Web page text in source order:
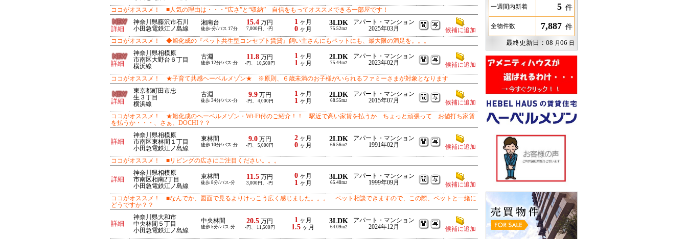
一週間内新着 5 件
全物件数 7,887 件
最終更新日：08 月06 日
ココがオススメ！ ■人気の理由は・・・“広さ”と“収納” 自信をもってオススメできる一部屋です！
詳細
神奈川県藤沢市石川
小田急電鉄江ノ島線
湘南台
徒歩-分/バス 17分
15.4 万円
7,000円、-円
1 ヶ月
0ヶ月
3LDK
75.52m2
アパート・マンション
2025年03月
候補に追加
ココがオススメ！ ◆旭化成の『ペット共生型コンセプト賃貸』飼い主さんにもペットにも、最大限の満足を。。。
詳細
神奈川県相模原
市南区大野台６丁目
横浜線
古淵
徒歩 12分/バス-分
11.8 万円
-円、 10,500円
1 ヶ月
1 ヶ月
2LDK
75.44m2
アパート・マンション
2023年02月
候補に追加
ココがオススメ！ ★子育て共感ヘーベルメゾン★ ※原則、６歳未満のお子様がいられるファミーさまが対象となります
詳細
東京都町田市忠
生３丁目
横浜線
古淵
徒歩 34分/バス-分
9.9万円
-円、 4,000円
1 ヶ月
1 ヶ月
2LDK
68.55m2
アパート・マンション
2015年07月
候補に追加
ココがオススメ！ ★旭化成のヘーベルメゾン・Wi-Fi付のご紹介！！ 駅近で高い家賃を払うか ちょっと頑張って お値打ち家賃
を払うか・・・、さぁ、DOCHI？？
詳細
神奈川県相模原
市南区東林間１丁目
小田急電鉄江ノ島線
東林間
徒歩 10分/バス-分
9.0万円
-円、 5,000円
2ヶ月
0ヶ月
2LDK
66.56m2
アパート・マンション
1991年02月
候補に追加
ココがオススメ！ ■リビングの広さにご注目ください。。。
詳細
神奈川県相模原
市南区相南2丁目
小田急電鉄江ノ島線
東林間
徒歩 8分/バス-分
11.5 万円
3,000円、-円
0ヶ月
1 ヶ月
3LDK
65.48m2
アパート・マンション
1999年09月
候補に追加
ココがオススメ！ ■なんでか、図面で見るよりけっこう広く感じました。。。 ペット相談できますので、この際、ペットと一緒に
どうですか？？
詳細
神奈川県大和市
中央林間５丁目
小田急電鉄江ノ島線
中央林間
徒歩 5分/バス-分
20.5 万円
-円、 11,500円
1 ヶ月
1.5 ヶ月
3LDK
64.09m2
アパート・マンション
2024年12月
候補に追加